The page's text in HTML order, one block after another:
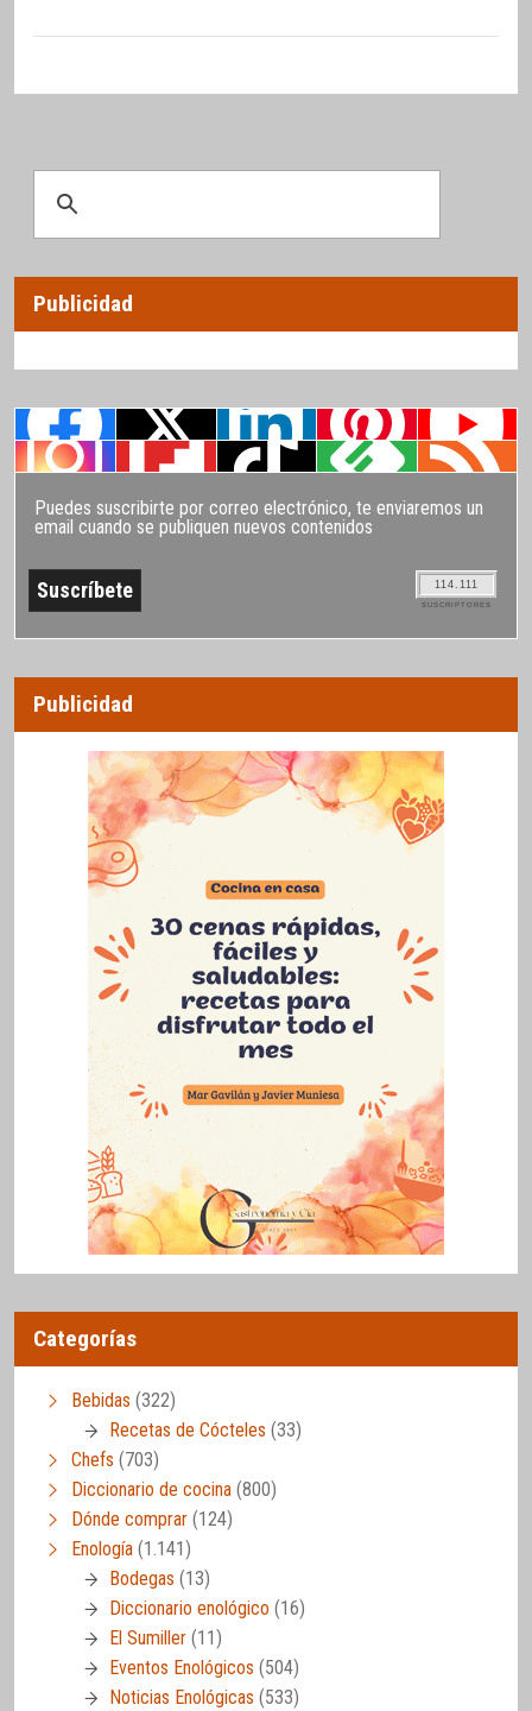
Publicidad
Puedes suscribirte por correo electrónico, te enviaremos un
email cuando se publiquen nuevos contenidos
114.111
SUSCRIPTORES
Publicidad
Categorías
Bebidas (322)
Recetas de Cócteles (33)
Chefs (703)
Diccionario de cocina (800)
Dónde comprar (124)
Enología (1.141)
Bodegas (13)
Diccionario enológico (16)
El Sumiller (11)
Eventos Enológicos (504)
Noticias Enológicas (533)